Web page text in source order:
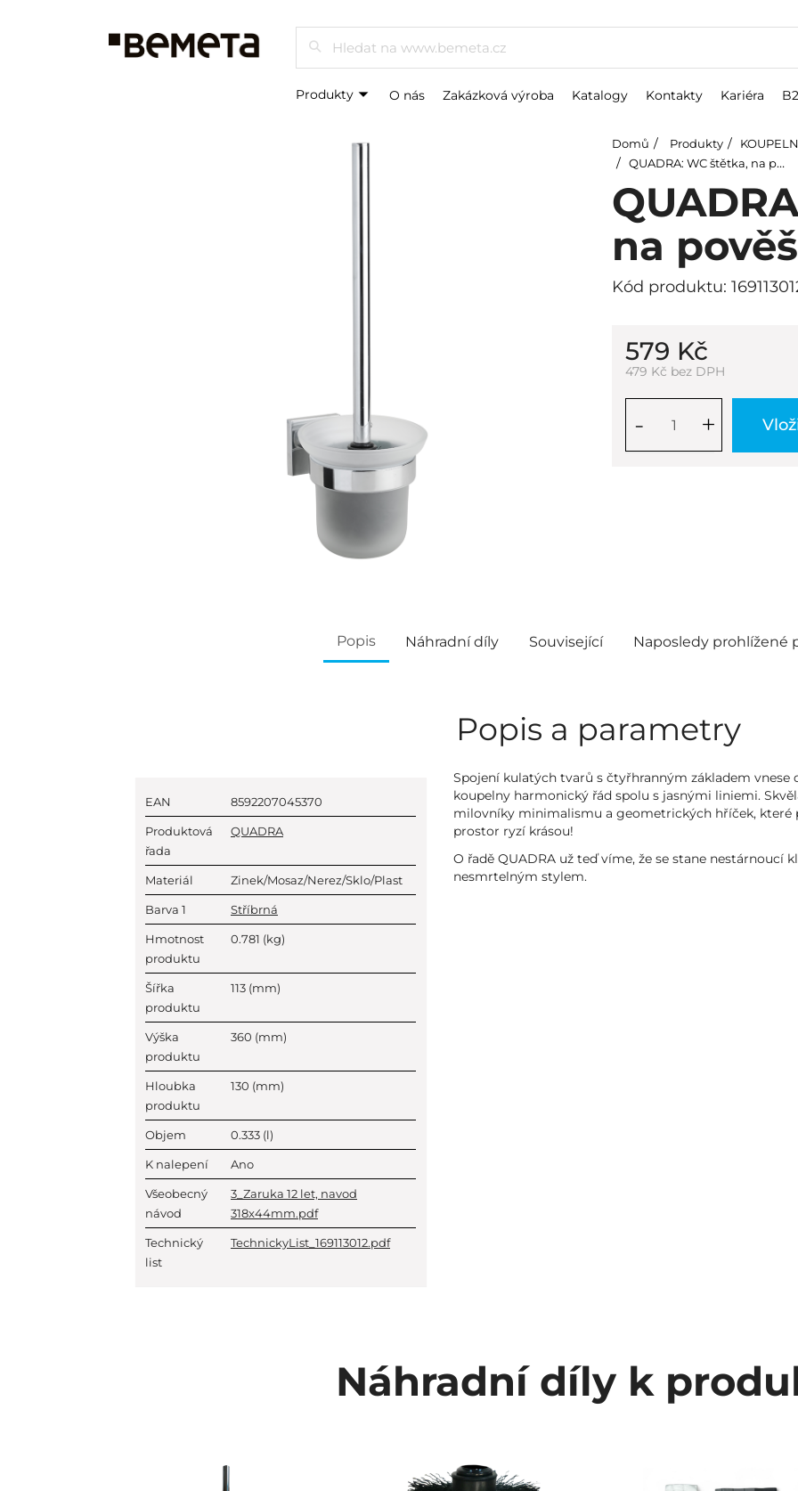
Hledat
Produkty O nás Zakázková výroba Katalogy Kontakty Kariéra
Domů Produkty
QUADRA: WC štětka, na pověšení
na
Kód produktu:
579 Kč
479 Kč bez DPH
+
-
Popis Náhradní díly Související Naposledy prohlížené
Popis a parametry
EAN 8592207045370
Produktová
řada
QUADRA
Materiál Zinek/Mosaz/Nerez/Sklo/Plast
Barva 1 Stříbrná
Hmotnost
produktu
0.781 (kg)
Šířka
produktu
113 (mm)
Výška
produktu
360 (mm)
Hloubka
produktu
130 (mm)
Objem 0.333 (l)
K nalepení Ano
Všeobecný
návod
3_Zaruka 12 let, navod
318x44mm.pdf
Technický
list
TechnickyList_169113012.pdf
Spojení kulatých tvarů s čtyřhranným základem vnese
koupelny harmonický řád spolu s jasnými liniemi.
milovníky minimalismu a geometrických hříček, které
prostor ryzí krásou!
O řadě QUADRA už teď víme, že se stane nestárnoucí
nesmrtelným stylem.
Náhradní díly k